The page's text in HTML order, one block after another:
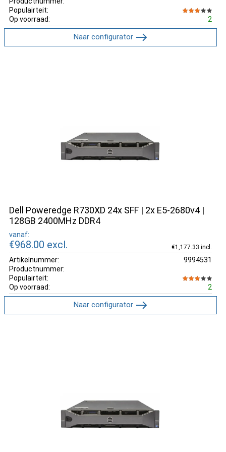
Populairteit:
Op voorraad:
2
Naar configurator
Dell Poweredge R730XD 24x SFF | 2x E5-2680v4 |
128GB 2400MHz DDR4
vanaf:
€968.00 excl. €1,177.33 incl.
Artikelnummer:
9994531
Productnummer:
Populairteit:
Op voorraad:
2
Naar configurator